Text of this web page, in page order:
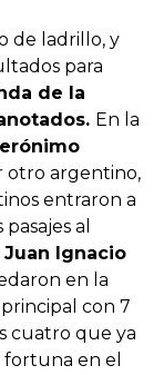
de ladrillo, y
para
de la
En la
argentino,
entraron a
al
Ignacio
en la
con 7
cuatro que ya
en el